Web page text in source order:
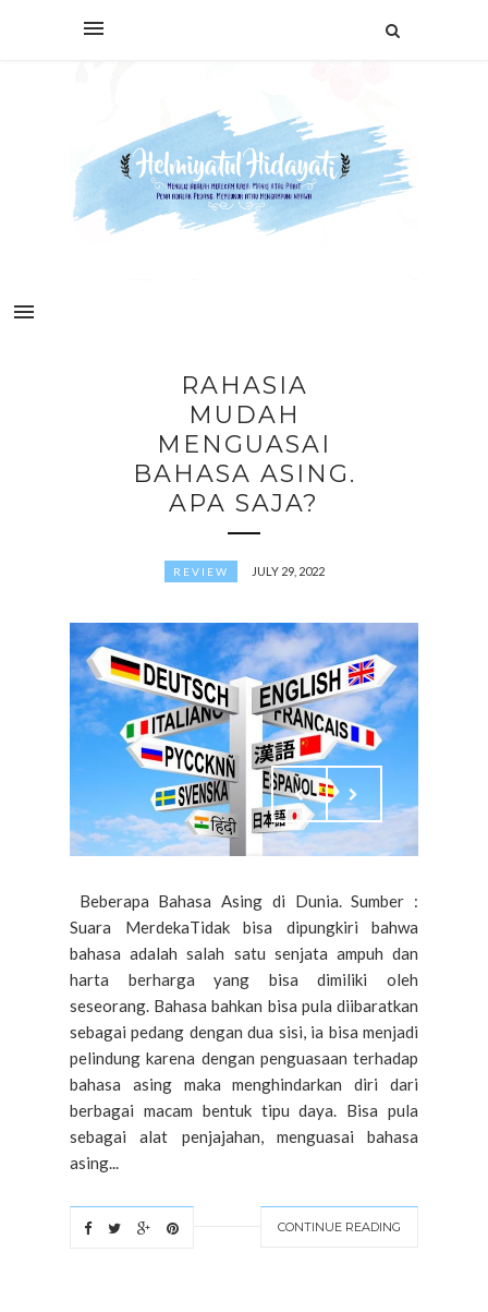
RAHASIA
MUDAH
MENGUASAI
BAHASA ASING.
APA SAJA?
REVIEW JULY 29, 2022
Beberapa Bahasa Asing di Dunia. Sumber :
Suara MerdekaTidak bisa dipungkiri bahwa
bahasa adalah salah satu senjata ampuh dan
harta berharga yang bisa dimiliki oleh
seseorang. Bahasa bahkan bisa pula diibaratkan
sebagai pedang dengan dua sisi, ia bisa menjadi
pelindung karena dengan penguasaan terhadap
bahasa asing maka menghindarkan diri dari
berbagai macam bentuk tipu daya. Bisa pula
sebagai alat penjajahan, menguasai bahasa
asing...
CONTINUE READING